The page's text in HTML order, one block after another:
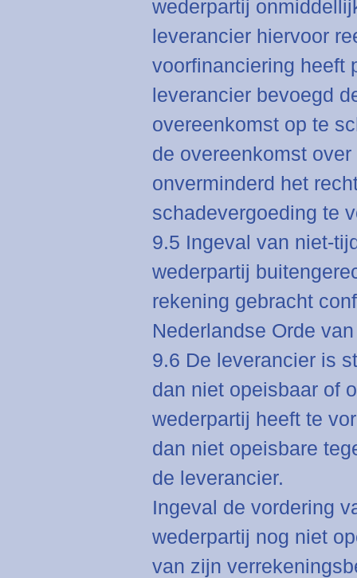
wederpartij
leverancier hiervoor
voorfinanciering heeft
leverancier bevoegd
overeenkomst op te
de overeenkomst
onverminderd het
schadevergoeding te
9.5 Ingeval van niet-
wederpartij
rekening gebracht
Nederlandse Orde
9.6 De leverancier is
dan niet opeisbaar of
wederpartij heeft te
dan niet opeisbare
de leverancier.
Ingeval de vordering
wederpartij nog niet
van zijn